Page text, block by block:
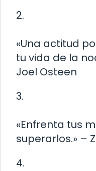
2.
«Una actitud
tu vida de la
Joel Osteen
3.
«Enfrenta tus
superarlos.» –
4.